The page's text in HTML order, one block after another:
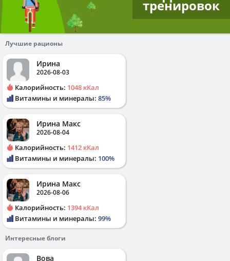
тренировок
Лучшие рационы
Ирина
2026-08-03
Калорийность: 1048 кКал
Витамины и минералы: 85%
Ирина Макс
2026-08-04
Калорийность: 1412 кКал
Витамины и минералы: 100%
Ирина Макс
2026-08-06
Калорийность: 1394 кКал
Витамины и минералы: 99%
Интересные блоги
Вова